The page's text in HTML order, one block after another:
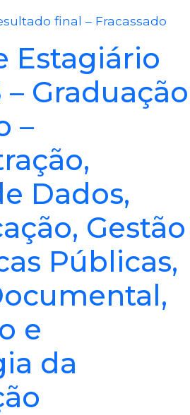
final – Fracassado
Estagiário
– Graduação
–
Dados,
Gestão
Públicas,
e
da